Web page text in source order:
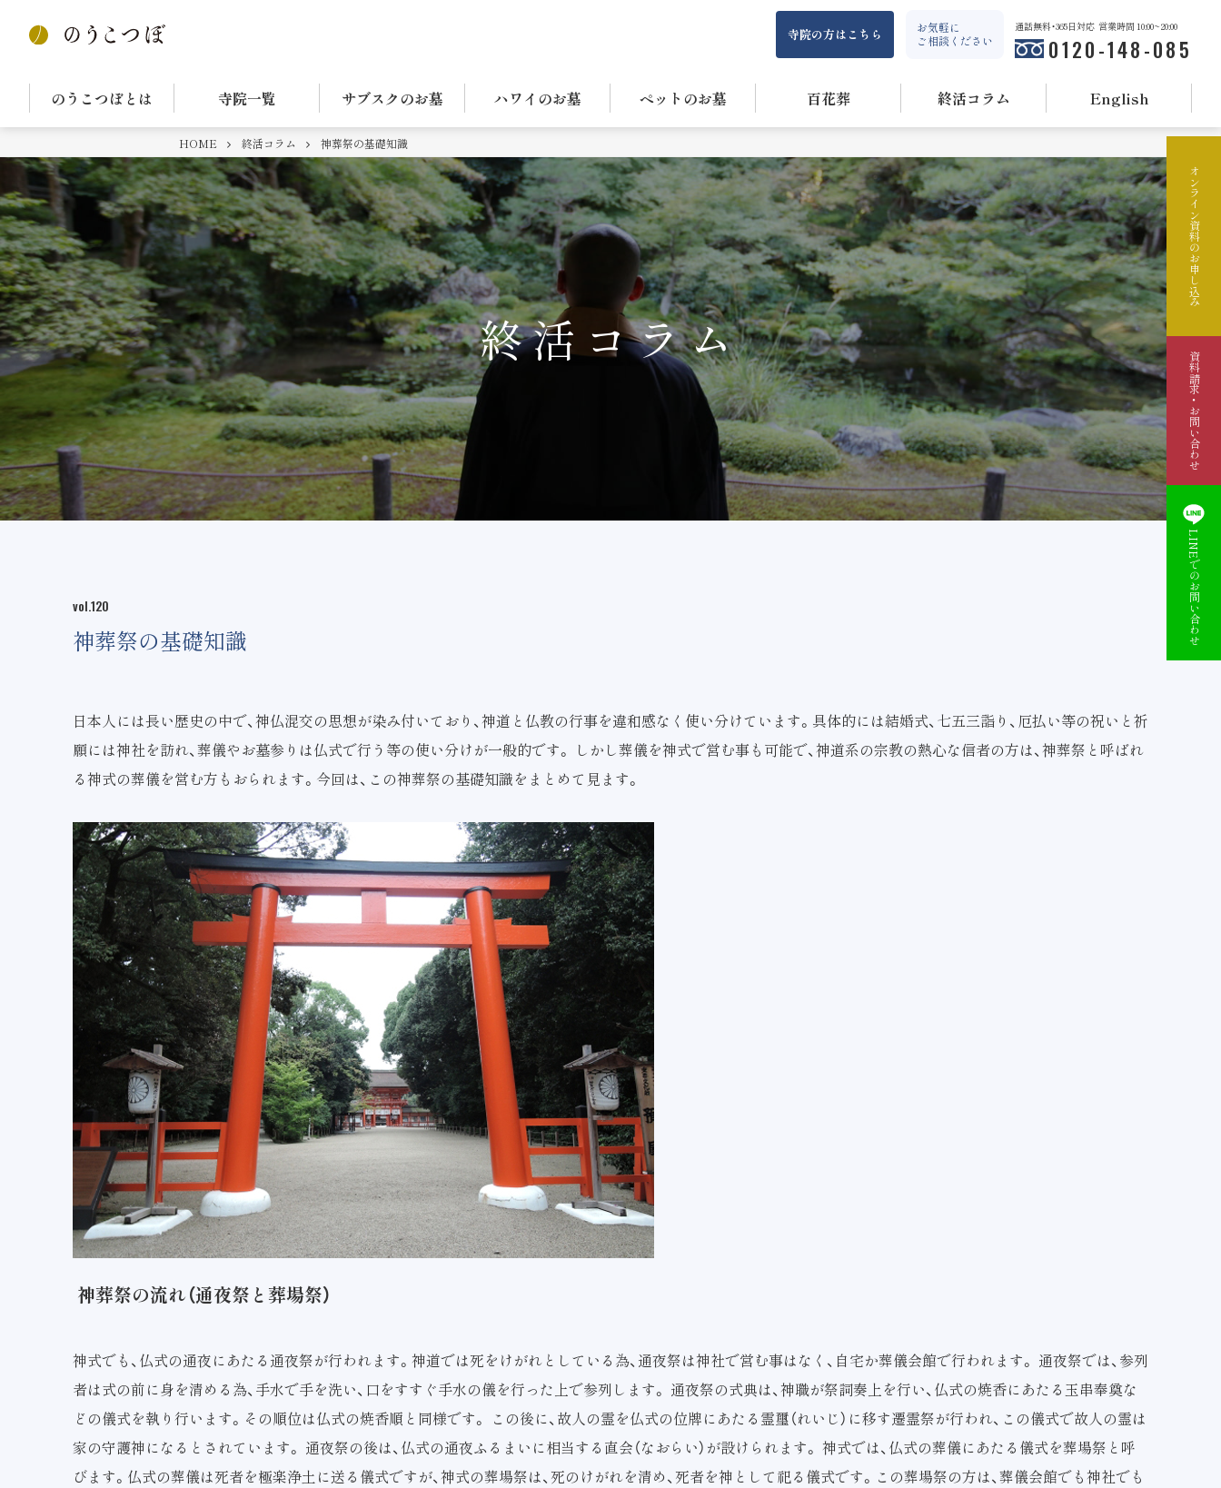
寺院の方はこちら
お気軽に
ご相談ください
通話無料・365日対応 営業時間 10:00~20:00
0120-148-085
のうこつぼとは 寺院一覧 サブスクのお墓 ハワイのお墓 ペットのお墓 百花葬 終活コラム English
HOME 終活コラム 神葬祭の基礎知識
終活コラム
vol.120
神葬祭の基礎知識
日本人には長い歴史の中で、神仏混交の思想が染み付いており、神道と仏教の行事を違和感なく使い分けています。具体的には結婚式、七五三詣り、厄払い等の祝いと祈
願には神社を訪れ、葬儀やお墓参りは仏式で行う等の使い分けが一般的です。 しかし葬儀を神式で営む事も可能で、神道系の宗教の熱心な信者の方は、神葬祭と呼ばれ
る神式の葬儀を営む方もおられます。今回は、この神葬祭の基礎知識をまとめて見ます。
神葬祭の流れ（通夜祭と葬場祭）
神式でも、仏式の通夜にあたる通夜祭が行われます。神道では死をけがれとしている為、通夜祭は神社で営む事はなく、自宅か葬儀会館で行われます。 通夜祭では、参列
者は式の前に身を清める為、手水で手を洗い、口をすすぐ手水の儀を行った上で参列します。 通夜祭の式典は、神職が祭詞奏上を行い、仏式の焼香にあたる玉串奉奠な
どの儀式を執り行います。その順位は仏式の焼香順と同様です。 この後に、故人の霊を仏式の位牌にあたる霊璽（れいじ）に移す遷霊祭が行われ、この儀式で故人の霊は
家の守護神になるとされています。 通夜祭の後は、仏式の通夜ふるまいに相当する直会（なおらい）が設けられます。 神式では、仏式の葬儀にあたる儀式を葬場祭と呼
びます。仏式の葬儀は死者を極楽浄土に送る儀式ですが、神式の葬場祭は、死のけがれを清め、死者を神として祀る儀式です。この葬場祭の方は、葬儀会館でも神社でも
オンライン資料のお申し込み
資料請求・お問い合わせ
LINEでのお問い合わせ